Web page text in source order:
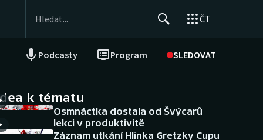
ČT
Podcasty Program SLEDOVAT
NEPŘEHLÉDNĚTE
Historické návraty
k tématu
Osmnáctka dostala od Švýcarů
lekci v produktivitě
Záznam utkání Hlinka Gretzky Cupu